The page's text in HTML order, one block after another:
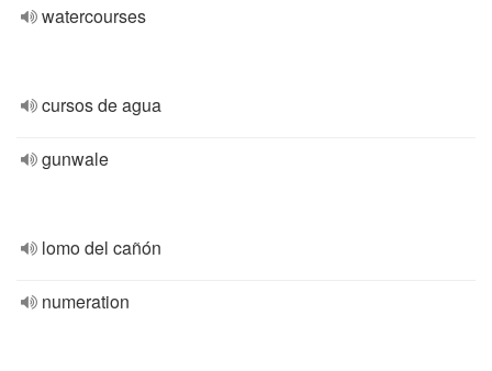
watercourses
cursos de agua
gunwale
lomo del cañón
numeration